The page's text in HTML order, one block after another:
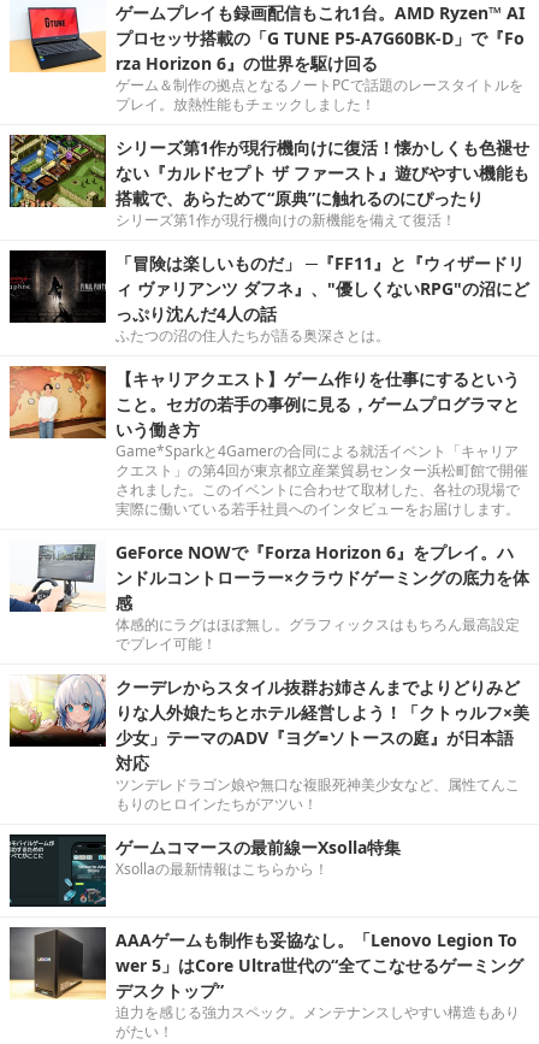
ゲームプレイも録画配信もこれ1台。AMD Ryzen™ AI
プロセッサ搭載の「G TUNE P5-A7G60BK-D」で『Fo
rza Horizon 6』の世界を駆け回る
ゲーム＆制作の拠点となるノートPCで話題のレースタイトルを
プレイ。放熱性能もチェックしました！
シリーズ第1作が現行機向けに復活！懐かしくも色褪せ
ない『カルドセプト ザ ファースト』遊びやすい機能も
搭載で、あらためて“原典”に触れるのにぴったり
シリーズ第1作が現行機向けの新機能を備えて復活！
「冒険は楽しいものだ」 ─『FF11』と『ウィザードリ
ィ ヴァリアンツ ダフネ』、"優しくないRPG"の沼にど
っぷり沈んだ4人の話
ふたつの沼の住人たちが語る奥深さとは。
【キャリアクエスト】ゲーム作りを仕事にするという
こと。セガの若手の事例に見る，ゲームプログラマと
いう働き方
Game*Sparkと4Gamerの合同による就活イベント「キャリア
クエスト」の第4回が東京都立産業貿易センター浜松町館で開催
されました。このイベントに合わせて取材した、各社の現場で
実際に働いている若手社員へのインタビューをお届けします。
GeForce NOWで『Forza Horizon 6』をプレイ。ハ
ンドルコントローラー×クラウドゲーミングの底力を体
感
体感的にラグはほぼ無し。グラフィックスはもちろん最高設定
でプレイ可能！
クーデレからスタイル抜群お姉さんまでよりどりみど
りな人外娘たちとホテル経営しよう！「クトゥルフ×美
少女」テーマのADV『ヨグ=ソトースの庭』が日本語
対応
ツンデレドラゴン娘や無口な複眼死神美少女など、属性てんこ
もりのヒロインたちがアツい！
ゲームコマースの最前線ーXsolla特集
Xsollaの最新情報はこちらから！
AAAゲームも制作も妥協なし。「Lenovo Legion To
wer 5」はCore Ultra世代の“全てこなせるゲーミング
デスクトップ”
迫力を感じる強力スペック。メンテナンスしやすい構造もあり
がたい！